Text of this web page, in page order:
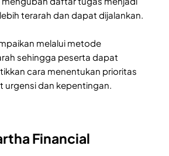
terarah dan dapat dijalankan.
melalui metode
sehingga peserta dapat
cara menentukan prioritas
urgensi dan kepentingan.
Financial